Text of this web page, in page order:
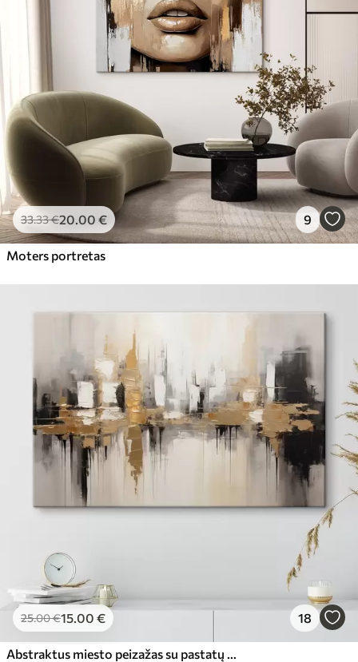
33.33€20.00 € 9
Moters portretas
25.00€15.00 € 18
Abstraktus miesto peizažas su pastatų atspindžiais vandenyje, sukurtas neutraliais tonais su šiltų atspalvių akcentais